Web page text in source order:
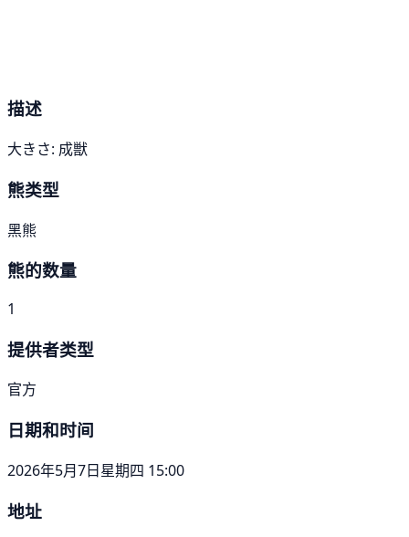
描述
大きさ: 成獣
熊类型
黑熊
熊的数量
1
提供者类型
官方
日期和时间
2026年5月7日星期四 15:00
地址